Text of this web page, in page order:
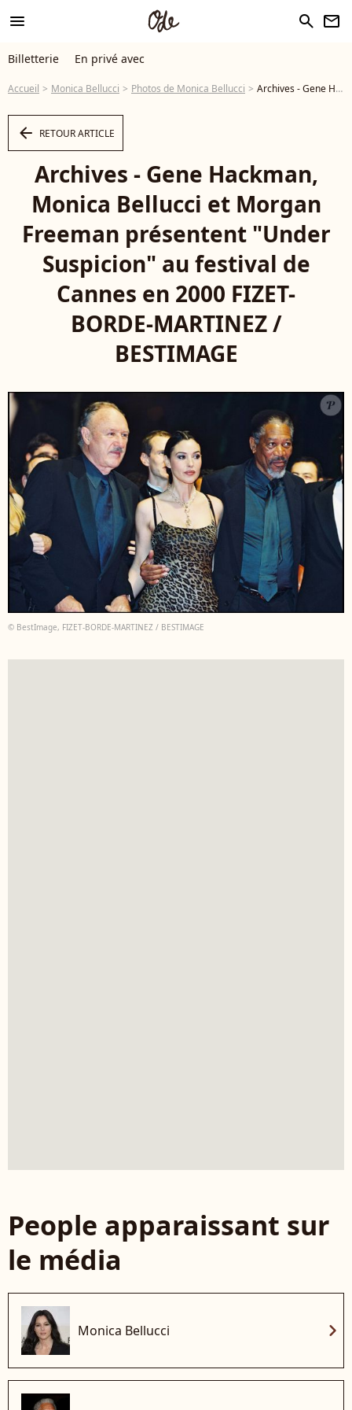
menu search newsletter
Billetterie En privé avec
Accueil Monica Bellucci Photos de Monica Bellucci Archives - Gene Hackman, Monica Bellucci et Morgan Freeman présentent "Under Suspicion" au festival de Cannes en 2000 FIZET-BORDE-MARTINEZ / BESTIMAGE - Photo
arrow_left RETOUR ARTICLE
Archives - Gene Hackman,
Monica Bellucci et Morgan
Freeman présentent "Under
Suspicion" au festival de
Cannes en 2000 FIZET-
BORDE-MARTINEZ /
BESTIMAGE
© BestImage, FIZET-BORDE-MARTINEZ / BESTIMAGE
People apparaissant sur
le média
Monica Bellucci chevron_right